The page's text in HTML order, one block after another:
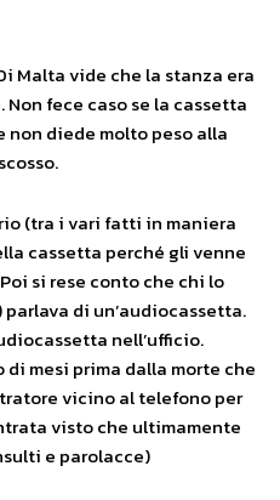
Malta vide che la stanza era
Non fece caso se la cassetta
non diede molto peso alla
(tra i vari fatti in maniera
cassetta perché gli venne
si rese conto che chi lo
di un’audiocassetta.
nell’ufficio.
mesi prima dalla morte che
vicino al telefono per
visto che ultimamente
e parolacce)